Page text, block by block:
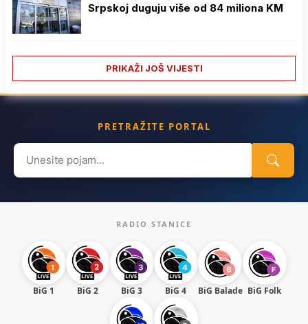
Srpskoj duguju više od 84 miliona KM
PRIKAŽI JOŠ VIJESTI
PRETRAŽITE PORTAL
Search
for:
RADIO STANICE
BiG 1 BiG 2 BiG 3 BiG 4 BiG Balade BiG Folk